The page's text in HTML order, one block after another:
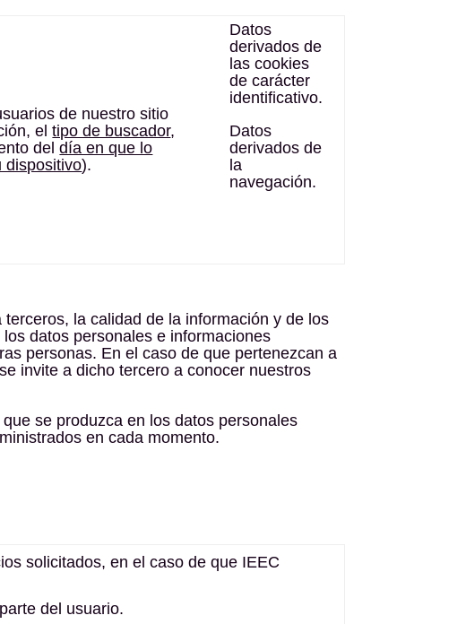
de nuestro sitio
eltipo de buscador,
deldía en que lo
dispositivo).
Datos
derivados de
las cookies
de carácter
identificativo.
Datos
derivados de
la
navegación.
la calidad de la información y de los
datos personales e informaciones
personas. En el caso de que pertenezcan a
invite a dicho tercero a conocer nuestros
se produzca en los datos personales
en cada momento.
solicitados, en el caso de que IEEC
del usuario.